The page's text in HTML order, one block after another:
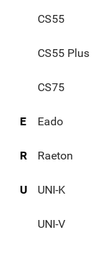
CS55
CS55 Plus
CS75
E Eado
R Raeton
U UNI-K
UNI-V